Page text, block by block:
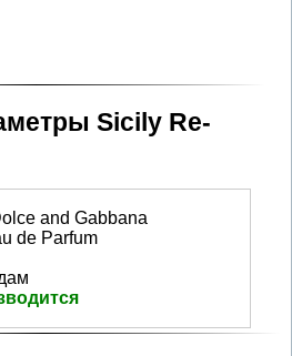
Sicily Re-
and Gabbana
de Parfum